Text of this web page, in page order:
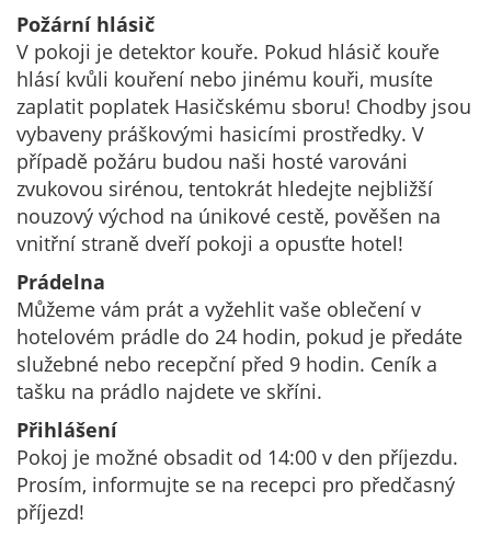
Požární hlásič
V pokoji je detektor kouře. Pokud hlásič kouře
hlásí kvůli kouření nebo jinému kouři, musíte
zaplatit poplatek Hasičskému sboru! Chodby jsou
vybaveny práškovými hasicími prostředky. V
případě požáru budou naši hosté varováni
zvukovou sirénou, tentokrát hledejte nejbližší
nouzový východ na únikové cestě, pověšen na
vnitřní straně dveří pokoji a opusťte hotel!
Prádelna
Můžeme vám prát a vyžehlit vaše oblečení v
hotelovém prádle do 24 hodin, pokud je předáte
služebné nebo recepční před 9 hodin. Ceník a
tašku na prádlo najdete ve skříni.
Přihlášení
Pokoj je možné obsadit od 14:00 v den příjezdu.
Prosím, informujte se na recepci pro předčasný
příjezd!